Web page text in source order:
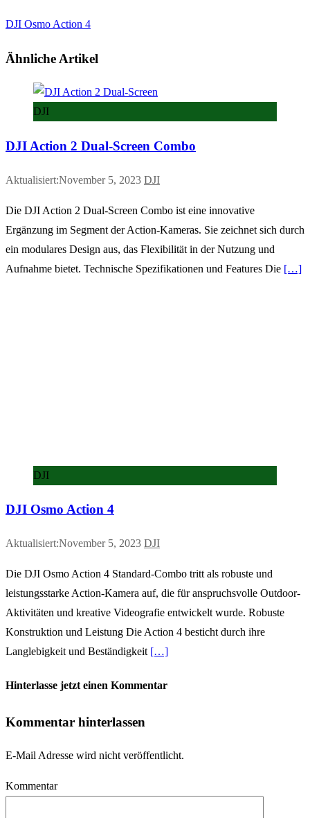
DJI Osmo Action 4
Ähnliche Artikel
DJI
DJI Action 2 Dual-Screen Combo
Aktualisiert:November 5, 2023 DJI
Die DJI Action 2 Dual-Screen Combo ist eine innovative
Ergänzung im Segment der Action-Kameras. Sie zeichnet sich durch
ein modulares Design aus, das Flexibilität in der Nutzung und
Aufnahme bietet. Technische Spezifikationen und Features Die […]
DJI
DJI Osmo Action 4
Aktualisiert:November 5, 2023 DJI
Die DJI Osmo Action 4 Standard-Combo tritt als robuste und
leistungsstarke Action-Kamera auf, die für anspruchsvolle Outdoor-
Aktivitäten und kreative Videografie entwickelt wurde. Robuste
Konstruktion und Leistung Die Action 4 besticht durch ihre
Langlebigkeit und Beständigkeit […]
Hinterlasse jetzt einen Kommentar
Kommentar hinterlassen
E-Mail Adresse wird nicht veröffentlicht.
Kommentar